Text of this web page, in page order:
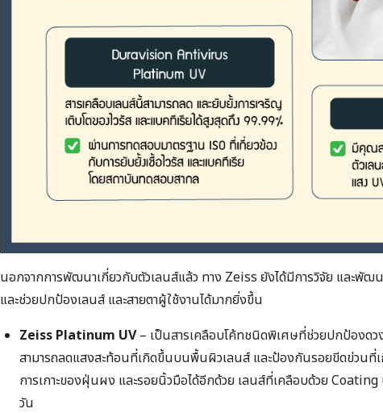
นอกจากการพัฒนาเกี่ยวกับตัวเลนส์แล้ว ทาง Zeiss ยังได้มีการวิจัย และพั
และช่วยปกป้องเลนส์ และสายตาผู้ใช้งานได้มากยิ่งขึ้น
Zeiss Platinum UV– เป็นสารเคลือบโค้ทชนิดพิเศษที่ช่วยปกป้องดว
สามารถลดแสงสะท้อนที่เกิดขึ้นบนพื้นผิวเลนส์ และป้องกันรอยขีดข่วนที่
การเกาะของฝุ่นผง และรอยนิ้วมือได้อีกด้วย เลนส์ที่เคลือบด้วย
วัน